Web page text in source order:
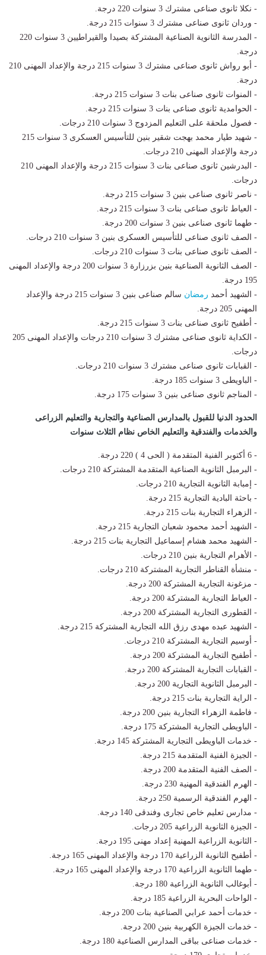
- نكلا ثانوى صناعى مشترك 3 سنوات 220 درجة.
- وردان ثانوى صناعى مشترك 3 سنوات 215 درجة.
- المدرسة الثانوية الصناعية المشتركة بصيدا والقيراطيين 3 سنوات 220
درجة.
- أبو رواش ثانوى صناعى مشترك 3 سنوات 215 درجة والإعداد المهنى 210
درجة.
- المنوات ثانوى صناعى بنات 3 سنوات 215 درجة.
- الحوامدية ثانوى صناعى بنات 3 سنوات 215 درجة.
- فصول ملحقة على التعليم المزدوج 3 سنوات 210 درجات.
- شهيد طيار محمد بهجت شقير بنين للتأسيس العسكرى 3 سنوات 215
درجة والإعداد المهنى 210 درجات.
- البدرشين ثانوى صناعى بنات 3 سنوات 215 درجة والإعداد المهنى 210
درجات.
- ناصر ثانوى صناعى بنين 3 سنوات 215 درجة.
- العياط ثانوى صناعى بنات 3 سنوات 215 درجة.
- طهما ثانوى صناعى بنين 3 سنوات 200 درجة.
- الصف ثانوى صناعى للتأسيس العسكرى بنين 3 سنوات 210 درجات.
- الصف ثانوى صناعى بنات 3 سنوات 210 درجات.
- الصف الثانوية الصناعية بنين بزرزارة 3 سنوات 200 درجة والإعداد المهنى
195 درجة.
- الشهيد أحمد رمضان
سالم صناعى بنين 3 سنوات 215 درجة والإعداد
المهنى 205 درجة.
- أطفيح ثانوى صناعى بنات 3 سنوات 215 درجة.
- الكداية ثانوى صناعى مشترك 3 سنوات 210 درجات والإعداد المهنى 205
درجات.
- القبابات ثانوى صناعى مشترك 3 سنوات 210 درجات.
- الباويطى 3 سنوات 185 درجة.
- المناجم ثانوى صناعى بنين 3 سنوات 175 درجة.
الحدود الدنيا للقبول بالمدارس الصناعية والتجارية والتعليم الزراعى
والخدمات والفندقية والتعليم الخاص نظام الثلاث سنوات
- 6 أكتوبر الفنية المتقدمة ( الحى 4 ) 220 درجة.
- البرمبل الثانوية الصناعية المتقدمة المشتركة 210 درجات.
- إمبابة الثانوية التجارية 210 درجات.
- باحثة البادية التجارية 215 درجة.
- الزهراء التجارية بنات 215 درجة.
- الشهيد أحمد محمود شعبان التجارية 215 درجة.
- الشهيد محمد هشام إسماعيل التجارية بنات 215 درجة.
- الأهرام التجارية بنين 210 درجات.
- منشأة القناطر التجارية المشتركة 210 درجات.
- مزغونة التجارية المشتركة 200 درجة.
- العياط التجارية المشتركة 200 درجة.
- القطورى التجارية المشتركة 200 درجة.
- الشهيد عبده مهدى رزق الله التجارية المشتركة 215 درجة.
- أوسيم التجارية المشتركة 210 درجات.
- أطفيح التجارية المشتركة 200 درجة.
- القبابات التجارية المشتركة 200 درجة.
- البرمبل الثانوية التجارية 200 درجة.
- الراية التجارية بنات 215 درجة.
- فاطمة الزهراء التجارية بنين 200 درجة.
- الباويطى التجارية المشتركة 175 درجة.
- خدمات الباويطى التجارية المشتركة 145 درجة.
- الجيزة الفنية المتقدمة 215 درجة.
- الصف الفنية المتقدمة 200 درجة.
- الهرم الفندقية المهنية 230 درجة.
- الهرم الفندقية الرسمية 250 درجة.
- مدارس تعليم خاص تجارى وفندقى 140 درجة.
- الجيزة الثانوية الزراعية 205 درجات.
- الثانوية الزراعية المهنية إعداد مهنى 195 درجة.
- أطفيح الثانوية الزراعية 170 درجة والإعداد المهنى 165 درجة.
- طهما الثانوية الزراعية 170 درجة والإعداد المهنى 165 درجة.
- أبوغالب الثانوية الزراعية 180 درجة.
- الواحات البحرية الزراعية 185 درجة.
- خدمات أحمد عرابي الصناعية بنات 200 درجة.
- خدمات الجيزة الكهربية بنين 200 درجة.
- خدمات صناعى بباقى المدارس الصناعية 180 درجة.